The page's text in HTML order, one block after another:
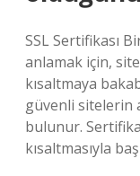
SSL Sertifikası
anlamak için,
kısaltmaya
güvenli sitelerin
bulunur.
kısaltmasıyla